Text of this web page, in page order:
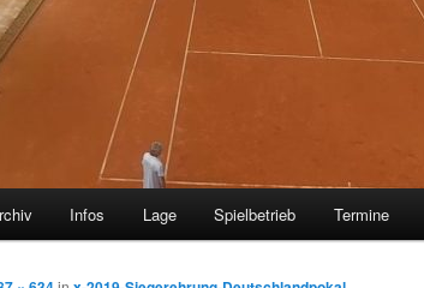
Infos Lage Spielbetrieb Termine